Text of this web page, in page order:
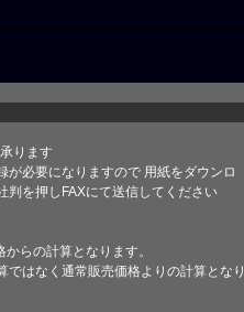
ります
必要になりますので 用紙をダウンロ
判を押しFAXにて送信してください
らの計算となります。
はなく通常販売価格よりの計算となり